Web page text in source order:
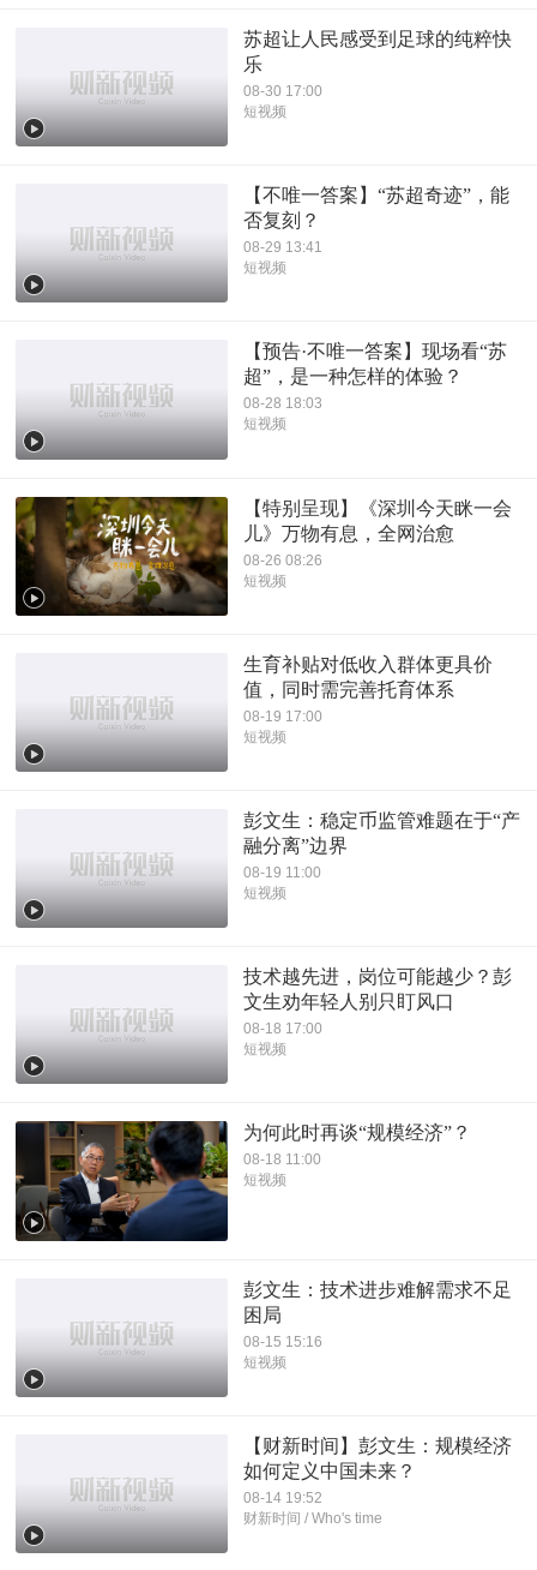
苏超让人民感受到足球的纯粹快
乐
08-30 17:00
短视频
【不唯一答案】“苏超奇迹”，能
否复刻？
08-29 13:41
短视频
【预告·不唯一答案】现场看“苏
超”，是一种怎样的体验？
08-28 18:03
短视频
【特别呈现】《深圳今天眯一会
儿》万物有息，全网治愈
08-26 08:26
短视频
生育补贴对低收入群体更具价
值，同时需完善托育体系
08-19 17:00
短视频
彭文生：稳定币监管难题在于“产
融分离”边界
08-19 11:00
短视频
技术越先进，岗位可能越少？彭
文生劝年轻人别只盯风口
08-18 17:00
短视频
为何此时再谈“规模经济”？
08-18 11:00
短视频
彭文生：技术进步难解需求不足
困局
08-15 15:16
短视频
【财新时间】彭文生：规模经济
如何定义中国未来？
08-14 19:52
财新时间 / Who's time